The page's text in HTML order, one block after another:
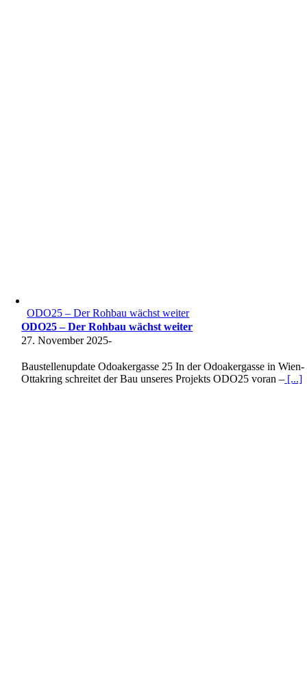
ODO25 – Der Rohbau wächst weiter
ODO25 – Der Rohbau wächst weiter
27. November 2025-
Baustellenupdate Odoakergasse 25 In der Odoakergasse in Wien-
Ottakring schreitet der Bau unseres Projekts ODO25 voran – [...]